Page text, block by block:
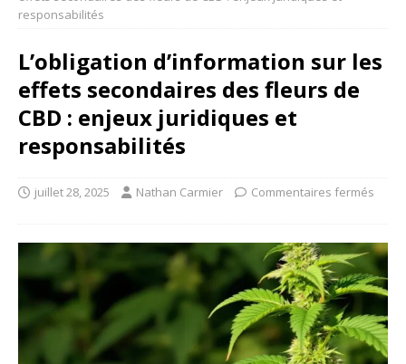
responsabilités
L’obligation d’information sur les
effets secondaires des fleurs de
CBD : enjeux juridiques et
responsabilités
juillet 28, 2025 Nathan Carmier Commentaires fermés